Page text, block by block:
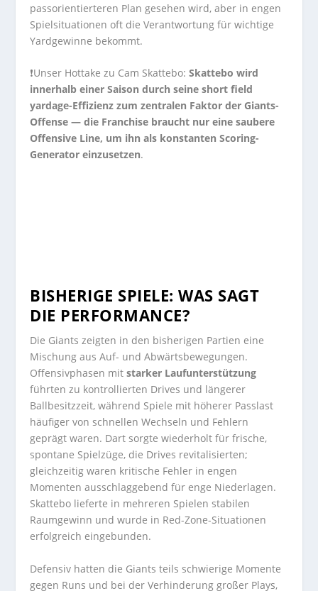
passorientierteren Plan gesehen wird, aber in engen
Spielsituationen oft die Verantwortung für wichtige
Yardgewinne bekommt.
❗Unser Hottake zu Cam Skattebo:Skattebo wird
innerhalb einer Saison durch seine short field
yardage-Effizienz zum zentralen Faktor der Giants-
Offense — die Franchise braucht nur eine saubere
Offensive Line, um ihn als konstanten Scoring-
Generator einzusetzen.
BISHERIGE SPIELE: WAS SAGT
DIE PERFORMANCE?
Die Giants zeigten in den bisherigen Partien eine
Mischung aus Auf- und Abwärtsbewegungen.
Offensivphasen mitstarker Laufunterstützung
führten zu kontrollierten Drives und längerer
Ballbesitzzeit, während Spiele mit höherer Passlast
häufiger von schnellen Wechseln und Fehlern
geprägt waren. Dart sorgte wiederholt für frische,
spontane Spielzüge, die Drives revitalisierten;
gleichzeitig waren kritische Fehler in engen
Momenten ausschlaggebend für enge Niederlagen.
Skattebo lieferte in mehreren Spielen stabilen
Raumgewinn und wurde in Red-Zone-Situationen
erfolgreich eingebunden.
Defensiv hatten die Giants teils schwierige Momente
gegen Runs und bei der Verhinderung großer Plays,